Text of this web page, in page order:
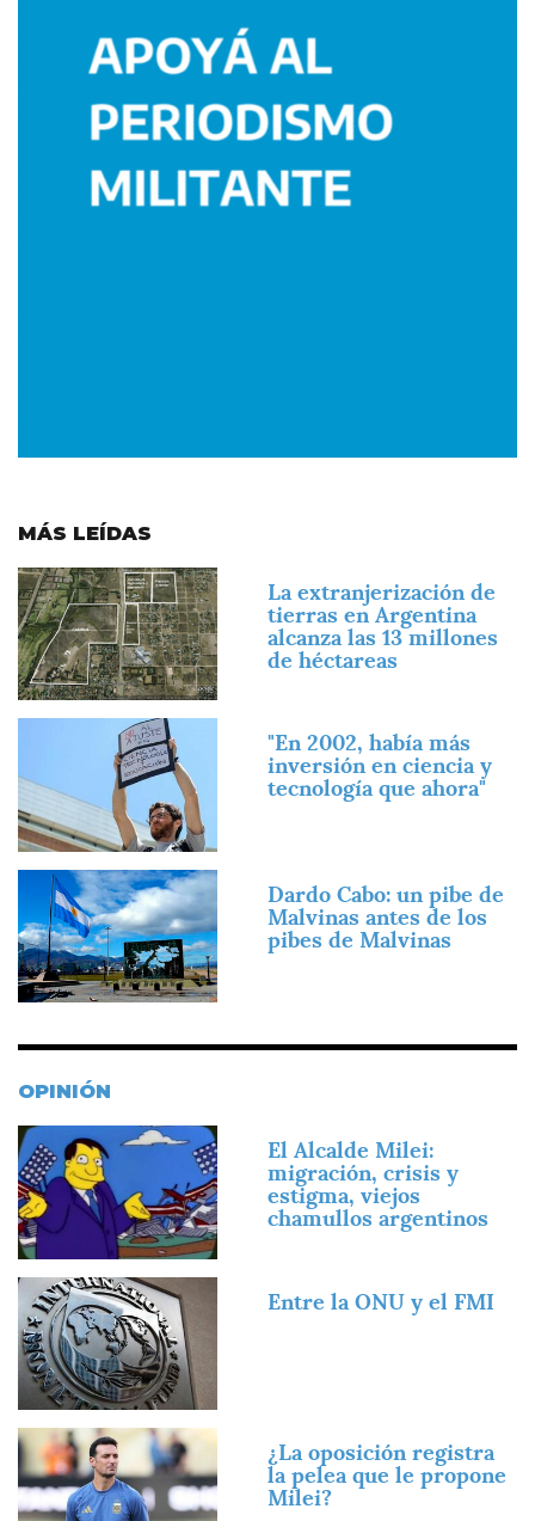
MÁS LEÍDAS
Imagen
La extranjerización de
tierras en Argentina
alcanza las 13 millones
de héctareas
"En 2002, había más
inversión en ciencia y
tecnología que ahora"
Imagen
Dardo Cabo: un pibe de
Malvinas antes de los
pibes de Malvinas
OPINIÓN
Imagen
El Alcalde Milei:
migración, crisis y
estigma, viejos
chamullos argentinos
Imagen Entre la ONU y el FMI
Imagen
¿La oposición registra
la pelea que le propone
Milei?